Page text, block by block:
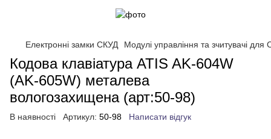
Електронні замки СКУД Модулі управління та зчитувачі для
Кодова клавіатура ATIS AK-604W
(AK-605W) металева
вологозахищена (арт:50-98)
В наявності Артикул: 50-98 Написати відгук